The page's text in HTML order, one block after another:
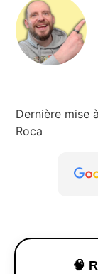
Dernière mise
Roca
🧠